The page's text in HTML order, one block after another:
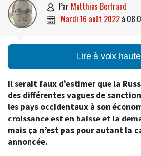
 par Matthias Bertrand
 mardi 16 août 2022 à
Lire à voix haute
Il serait faux d’estimer que la
des différentes vagues de
les pays occidentaux à son
croissance est en baisse et la
mais ça n’est pas pour autant la
annoncée.